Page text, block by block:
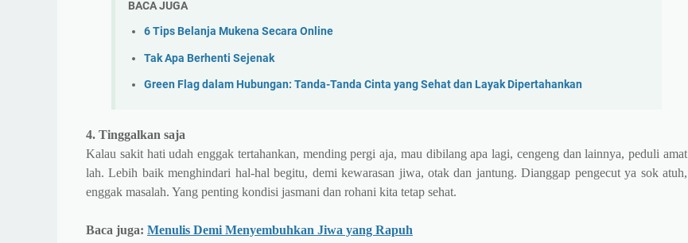
BACA JUGA
6 Tips Belanja Mukena Secara Online
Tak Apa Berhenti Sejenak
Green Flag dalam Hubungan: Tanda-Tanda Cinta yang Sehat dan Layak Dipertahankan
4. Tinggalkan saja
Kalau sakit hati udah enggak tertahankan, mending pergi aja, mau dibilang apa lagi, cengeng dan lainnya, peduli amat
lah. Lebih baik menghindari hal-hal begitu, demi kewarasan jiwa, otak dan jantung. Dianggap pengecut ya sok atuh,
enggak masalah. Yang penting kondisi jasmani dan rohani kita tetap sehat.
Baca juga: Menulis Demi Menyembuhkan Jiwa yang Rapuh